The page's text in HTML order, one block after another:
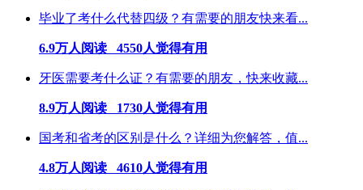
毕业了考什么代替四级？有需要的朋友快来看...
6.9万人阅读 4550人觉得有用
牙医需要考什么证？有需要的朋友，快来收藏...
8.9万人阅读 1730人觉得有用
国考和省考的区别是什么？详细为您解答，值...
4.8万人阅读 4610人觉得有用